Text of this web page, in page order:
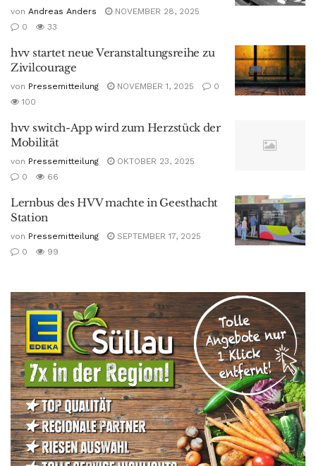
von Andreas Anders
NOVEMBER 28, 2025
0
33
hvv startet neue Veranstaltungsreihe zu
Zivilcourage
von Pressemitteilung NOVEMBER 1, 2025
0
100
hvv switch-App wird zum Herzstück der
Mobilität
von Pressemitteilung
OKTOBER 23, 2025
0
66
Lernbus des HVV machte in Geesthacht
Station
von Pressemitteilung
SEPTEMBER 17, 2025
0
99